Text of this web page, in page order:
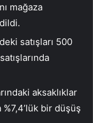
mağaza
satışları 500
aksaklıklar
%7,4’lük bir düşüş